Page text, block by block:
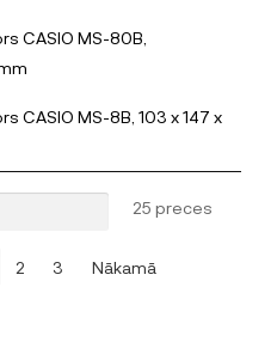
CASIO MS-80B,
CASIO MS-8B, 103 x 147 x
25 preces
2 3 Nākamā